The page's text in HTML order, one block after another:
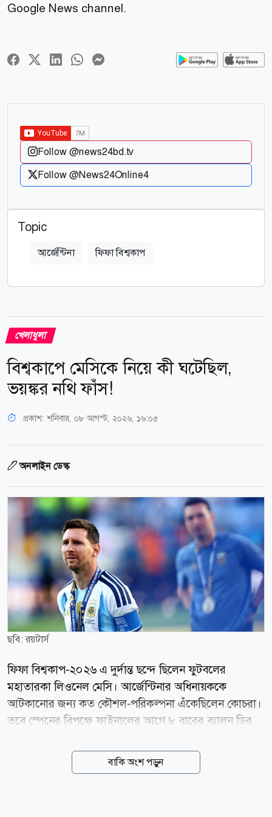
Google News channel.
Follow @news24bd.tv
Follow @News24Online4
Topic
আর্জেন্টিনা ফিফা বিশ্বকাপ
খেলাধুলা
বিশ্বকাপে মেসিকে নিয়ে কী ঘটেছিল,
ভয়ঙ্কর নথি ফাঁস!
প্রকাশ:শনিবার, ০৮ আগস্ট, ২০২৬, ১৬:০৫
অনলাইন ডেস্ক
ছবি: রয়টার্স
ফিফা বিশ্বকাপ-২০২৬ এ দুর্দান্ত ছন্দে ছিলেন ফুটবলের
মহাতারকা লিওনেল মেসি। আর্জেন্টিনার অধিনায়ককে
আটকানোর জন্য কত কৌশল-পরিকল্পনা এঁকেছিলেন কোচরা।
তবে স্পেনের বিপক্ষে ফাইনালের আগে ৮ বারের ব্যালন ডির
নিজের ছায়া হয়ে ছিলেন মেসি। অন্যদিকে মাঠের বাইরেও মেসি
থামানোর পরিকল্পনা চলছিল। এই থামানোর পরিকল্পনা
বাকি অংশ পড়ুন